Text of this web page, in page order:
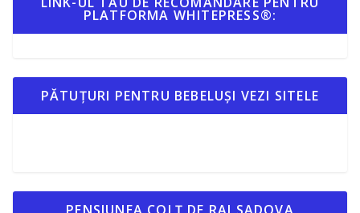
PLATFORMA WHITEPRESS®:
PĂTUȚURI PENTRU BEBELUȘI VEZI SITELE